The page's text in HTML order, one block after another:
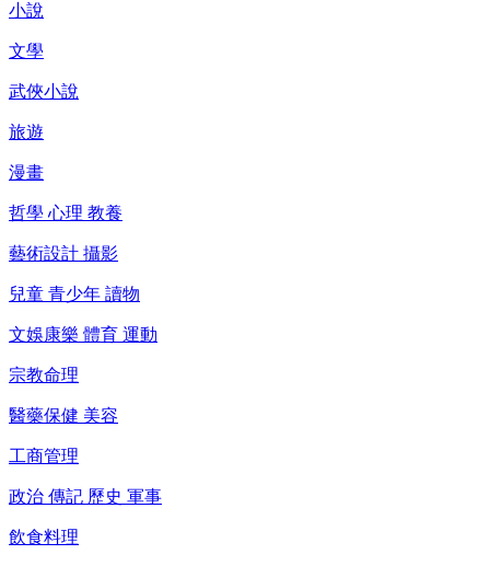
小說
文學
武俠小說
旅遊
漫畫
哲學 心理 教養
藝術設計 攝影
兒童 青少年 讀物
文娛康樂 體育 運動
宗教命理
醫藥保健 美容
工商管理
政治 傳記 歷史 軍事
飲食料理